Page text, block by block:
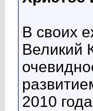
В своих
Великий
2010